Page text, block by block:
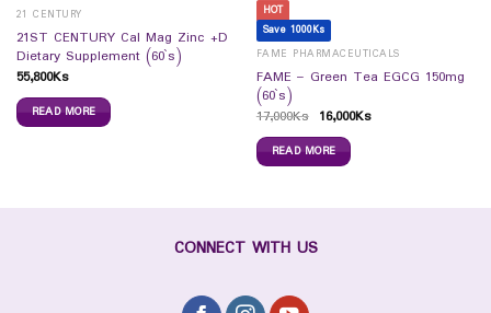
21 CENTURY
21ST CENTURY Cal Mag Zinc +D
Dietary Supplement (60`s)
55,800Ks
READ MORE
HOT
Save 1000Ks
FAME PHARMACEUTICALS
FAME – Green Tea EGCG 150mg
(60`s)
17,000Ks 16,000Ks
READ MORE
CONNECT WITH US